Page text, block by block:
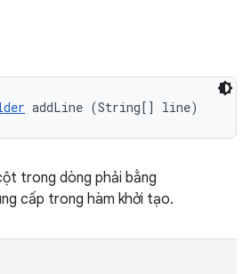
addLine (String[] line)
trong dòng phải bằng
cấp trong hàm khởi tạo.